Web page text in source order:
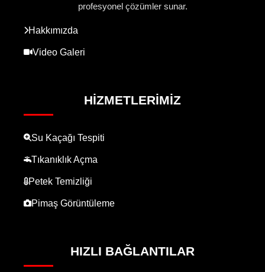
profesyonel çözümler sunar.
Hakkımızda
Video Galeri
HIZMETLERIMIZ
Su Kaçağı Tespiti
Tıkanıklık Açma
Petek Temizliği
Pimaş Görüntüleme
HIZLI BAĞLANTILAR